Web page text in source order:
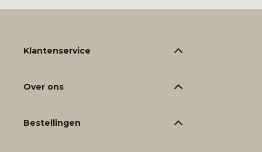
Klantenservice
Over ons
Bestellingen